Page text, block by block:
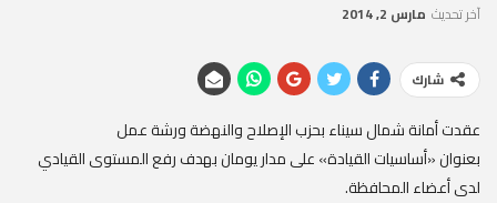
آخر تحديث مارس 2, 2014
شارك
عقدت أمانة شمال سيناء بحزب الإصلاح والنهضة ورشة عمل
بعنوان «أساسيات القيادة» على مدار يومان بهدف رفع المستوى القيادي
لدى أعضاء المحافظة.